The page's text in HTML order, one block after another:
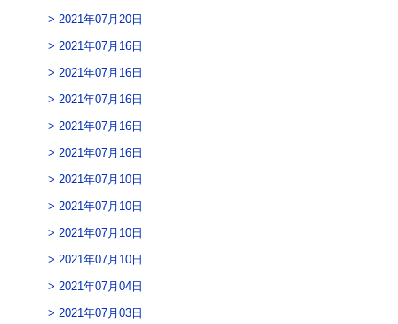
2021年07月20日
2021年07月16日
2021年07月16日
2021年07月16日
2021年07月16日
2021年07月16日
2021年07月10日
2021年07月10日
2021年07月10日
2021年07月10日
2021年07月04日
2021年07月03日